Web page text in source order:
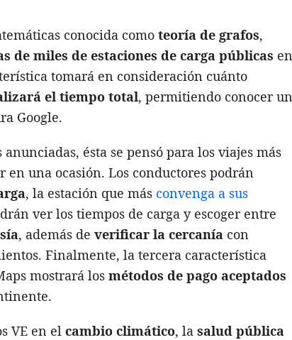
conocida como teoría de grafos,
de miles de estaciones de carga públicas en
tomará en consideración cuánto
el tiempo total, permitiendo conocer un
Google.
ésta se pensó para los viajes más
una ocasión. Los conductores podrán
, la estación que más convenga a sus
ver los tiempos de carga y escoger entre
, además de verificar la cercanía con
Finalmente, la tercera característica
mostrará los métodos de pago aceptados
VE en el cambio climático, la salud pública